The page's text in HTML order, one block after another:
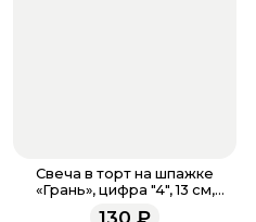
Свеча в торт на шпажке
«‎Грань», цифра "4", 13 см,
красная
130 ₽